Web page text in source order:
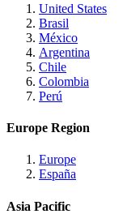
United States
Brasil
México
Argentina
Chile
Colombia
Perú
Europe Region
Europe
España
Asia Pacific